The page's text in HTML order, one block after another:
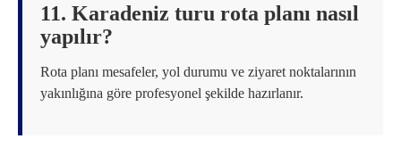
11. Karadeniz turu rota planı nasıl
yapılır?
Rota planı mesafeler, yol durumu ve ziyaret noktalarının
yakınlığına göre profesyonel şekilde hazırlanır.